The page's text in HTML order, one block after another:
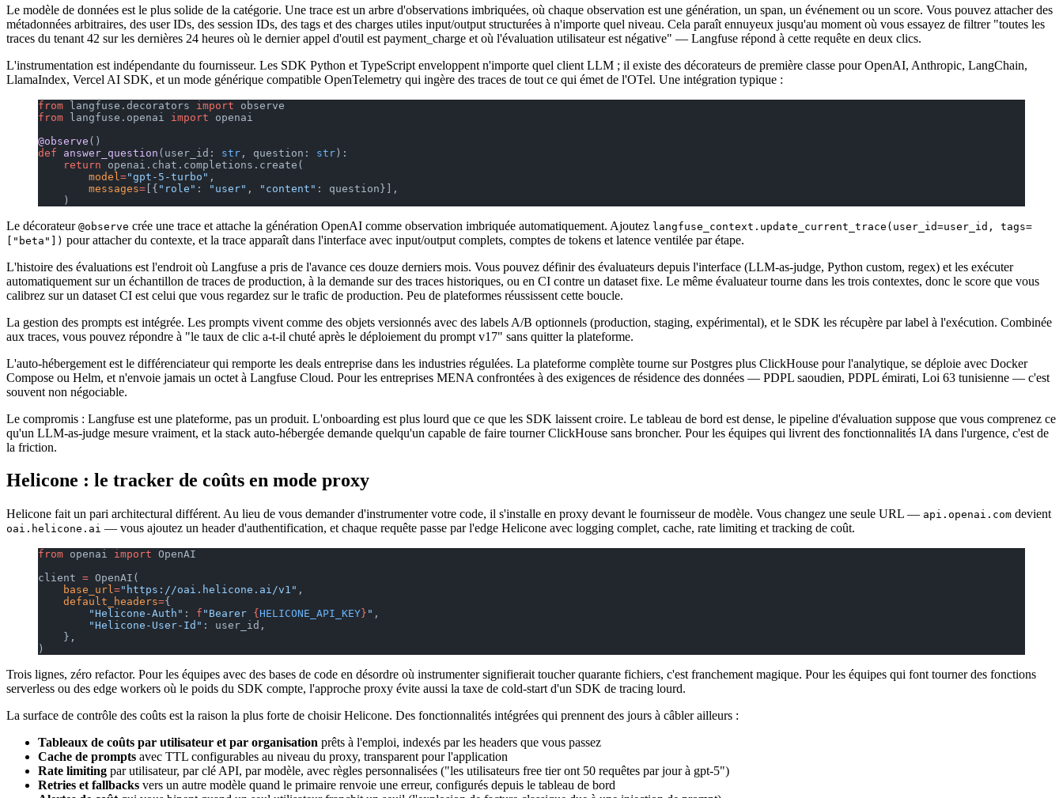
Le modèle de données est le plus solide de la catégorie. Une trace est un arbre d'observations imbriquées, où chaque observation est une génération, un span, un événement ou un score. Vous pouvez attacher des
métadonnées arbitraires, des user IDs, des session IDs, des tags et des charges utiles input/output structurées à n'importe quel niveau. Cela paraît ennuyeux jusqu'au moment où vous essayez de filtrer "toutes les
traces du tenant 42 sur les dernières 24 heures où le dernier appel d'outil est payment_charge et où l'évaluation utilisateur est négative" — Langfuse répond à cette requête en deux clics.
L'instrumentation est indépendante du fournisseur. Les SDK Python et TypeScript enveloppent n'importe quel client LLM ; il existe des décorateurs de première classe pour OpenAI, Anthropic, LangChain,
LlamaIndex, Vercel AI SDK, et un mode générique compatible OpenTelemetry qui ingère des traces de tout ce qui émet de l'OTel. Une intégration typique :
from langfuse.decorators import observe
from langfuse.openai import openai
@observe ()
def answer_question (user_id: str , question: str):
    return
openai.chat.completions.create(
        model
="gpt-5-turbo" ,
        messages
= [{ "role" : "user" , "content" : question}],
    )
Le décorateur @observe crée une trace et attache la génération OpenAI comme observation imbriquée automatiquement. Ajoutez langfuse_context.update_current_trace(user_id=user_id, tags=
["beta"]) pour attacher du contexte, et la trace apparaît dans l'interface avec input/output complets, comptes de tokens et latence ventilée par étape.
L'histoire des évaluations est l'endroit où Langfuse a pris de l'avance ces douze derniers mois. Vous pouvez définir des évaluateurs depuis l'interface (LLM-as-judge, Python custom, regex) et les exécuter
automatiquement sur un échantillon de traces de production, à la demande sur des traces historiques, ou en CI contre un dataset fixe. Le même évaluateur tourne dans les trois contextes, donc le score que vous
calibrez sur un dataset CI est celui que vous regardez sur le trafic de production. Peu de plateformes réussissent cette boucle.
La gestion des prompts est intégrée. Les prompts vivent comme des objets versionnés avec des labels A/B optionnels (production, staging, expérimental), et le SDK les récupère par label à l'exécution. Combinée
aux traces, vous pouvez répondre à "le taux de clic a-t-il chuté après le déploiement du prompt v17" sans quitter la plateforme.
L'auto-hébergement est le différenciateur qui remporte les deals entreprise dans les industries régulées. La plateforme complète tourne sur Postgres plus ClickHouse pour l'analytique, se déploie avec Docker
Compose ou Helm, et n'envoie jamais un octet à Langfuse Cloud. Pour les entreprises MENA confrontées à des exigences de résidence des données — PDPL saoudien, PDPL émirati, Loi 63 tunisienne — c'est
souvent non négociable.
Le compromis : Langfuse est une plateforme, pas un produit. L'onboarding est plus lourd que ce que les SDK laissent croire. Le tableau de bord est dense, le pipeline d'évaluation suppose que vous comprenez ce
qu'un LLM-as-judge mesure vraiment, et la stack auto-hébergée demande quelqu'un capable de faire tourner ClickHouse sans broncher. Pour les équipes qui livrent des fonctionnalités IA dans l'urgence, c'est de
la friction.
Helicone : le tracker de coûts en mode proxy
Helicone fait un pari architectural différent. Au lieu de vous demander d'instrumenter votre code, il s'installe en proxy devant le fournisseur de modèle. Vous changez une seule URL — api.openai.com devient
oai.helicone.ai — vous ajoutez un header d'authentification, et chaque requête passe par l'edge Helicone avec logging complet, cache, rate limiting et tracking de coût.
from openai import OpenAI
client = OpenAI(
    base_url
="https://oai.helicone.ai/v1" ,
    default_headers
={
        "Helicone-Auth"
: f "Bearer { HELICONE_API_KEY } " ,
        "Helicone-User-Id"
: user_id,
    },
)
Trois lignes, zéro refactor. Pour les équipes avec des bases de code en désordre où instrumenter signifierait toucher quarante fichiers, c'est franchement magique. Pour les équipes qui font tourner des fonctions
serverless ou des edge workers où le poids du SDK compte, l'approche proxy évite aussi la taxe de cold-start d'un SDK de tracing lourd.
La surface de contrôle des coûts est la raison la plus forte de choisir Helicone. Des fonctionnalités intégrées qui prennent des jours à câbler ailleurs :
Tableaux de coûts par utilisateur et par organisation prêts à l'emploi, indexés par les headers que vous passez
Cache de prompts avec TTL configurables au niveau du proxy, transparent pour l'application
Rate limiting par utilisateur, par clé API, par modèle, avec règles personnalisées ("les utilisateurs free tier ont 50 requêtes par jour à gpt-5")
Retries et fallbacks vers un autre modèle quand le primaire renvoie une erreur, configurés depuis le tableau de bord